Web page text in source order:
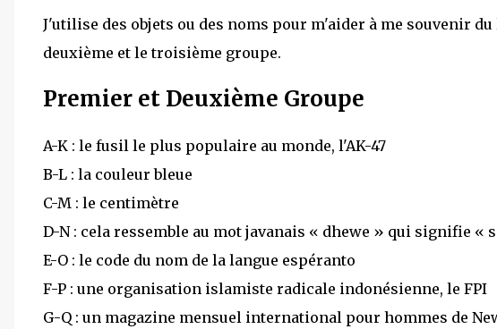
J'utilise des objets ou des noms pour m'aider à me souvenir
deuxième et le troisième groupe.
Premier et Deuxième Groupe
A-K : le fusil le plus populaire au monde, l'AK-47
B-L : la couleur bleue
C-M : le centimètre
D-N : cela ressemble au mot javanais « dhewe » qui signifie «
E-O : le code du nom de la langue espéranto
F-P : une organisation islamiste radicale indonésienne, le FPI
G-Q : un magazine mensuel international pour hommes de